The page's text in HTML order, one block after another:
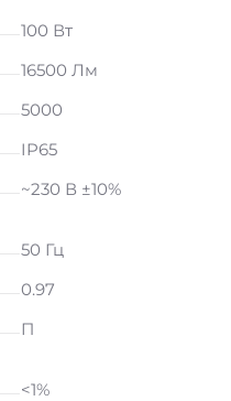
100 Вт
16500 Лм
5000
IP65
~230 В ±10%
50 Гц
0.97
П
<1%